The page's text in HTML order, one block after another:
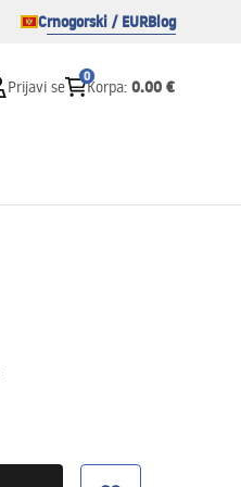
Crnogorski / EURBlog
Prijavi se
0
Korpa: 0.00 €